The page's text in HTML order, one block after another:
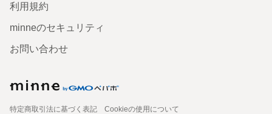
利用規約
minneのセキュリティ
お問い合わせ
特定商取引法に基づく表記
Cookieの使用について